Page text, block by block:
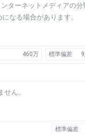
ターネットメディアの分
なる場合があります。
460万 標準偏差
ん。
標準偏差